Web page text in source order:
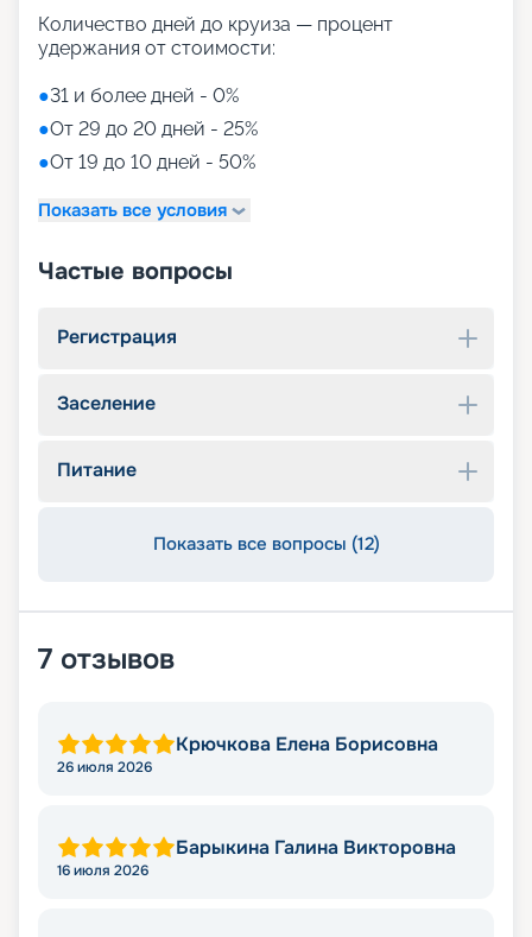
Количество дней до круиза — процент
удержания от стоимости:
●31 и более дней - 0%
●От 29 до 20 дней - 25%
●От 19 до 10 дней - 50%
Показать все условия
Частые вопросы
Регистрация
Заселение
Питание
Показать все вопросы (12)
7 отзывов
Крючкова Елена Борисовна
26 июля 2026
Барыкина Галина Викторовна
16 июля 2026